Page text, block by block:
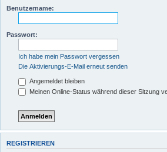
Benutzername:
Passwort:
Ich habe mein Passwort vergessen
Die Aktivierungs-E-Mail erneut senden
Angemeldet bleiben
Meinen Online-Status während dieser Sitzung
REGISTRIEREN